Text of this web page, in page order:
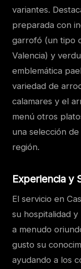
variantes.
preparada con
garrofó (un tipo
Valencia) y
emblemática
variedad de
calamares y el
menú otros
una selección
región.
Experiencia y
El servicio en
su hospitalidad
a menudo
gusto su
ayudando a los